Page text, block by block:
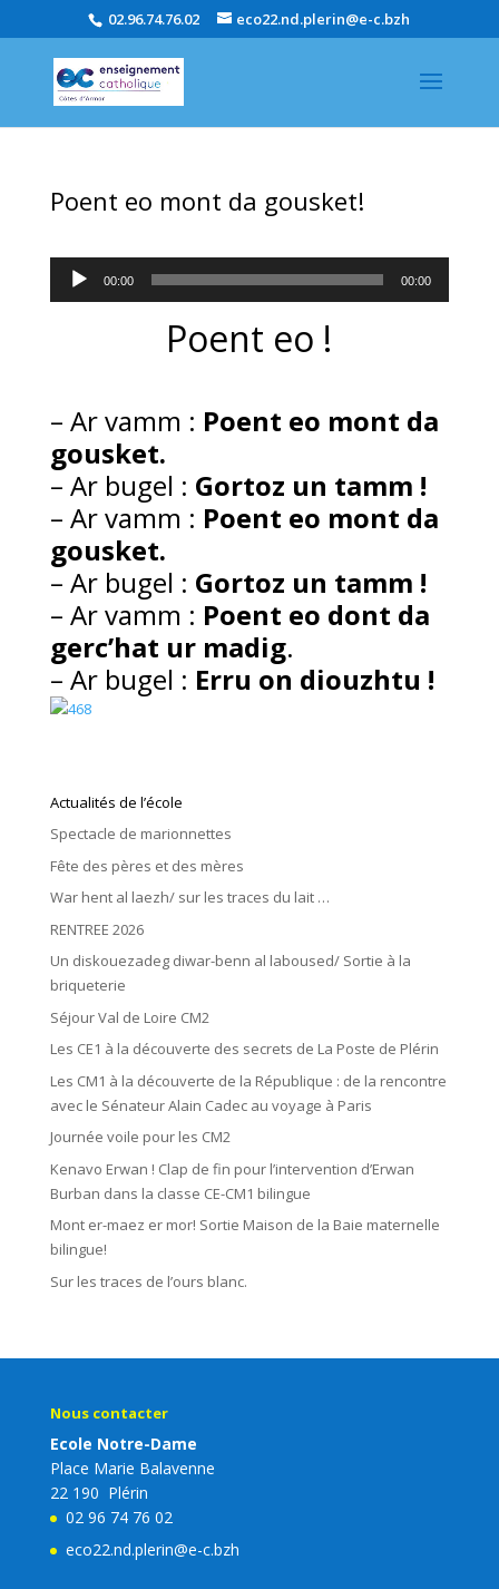
02.96.74.76.02 eco22.nd.plerin@e-c.bzh
Poent eo mont da gousket!
Lecteur
audio
00:00 00:00
Poent eo !
– Ar vamm : Poent eo mont da
gousket.
– Ar bugel : Gortoz un tamm !
– Ar vamm : Poent eo mont da
gousket.
– Ar bugel : Gortoz un tamm !
– Ar vamm : Poent eo dont da
gerc’hat ur madig.
– Ar bugel : Erru on diouzhtu !
Actualités de l’école
Spectacle de marionnettes
Fête des pères et des mères
War hent al laezh/ sur les traces du lait …
RENTREE 2026
Un diskouezadeg diwar-benn al laboused/ Sortie à la
briqueterie
Séjour Val de Loire CM2
Les CE1 à la découverte des secrets de La Poste de Plérin
Les CM1 à la découverte de la République : de la rencontre
avec le Sénateur Alain Cadec au voyage à Paris
Journée voile pour les CM2
Kenavo Erwan ! Clap de fin pour l’intervention d’Erwan
Burban dans la classe CE-CM1 bilingue
Mont er-maez er mor! Sortie Maison de la Baie maternelle
bilingue!
Sur les traces de l’ours blanc.
Nous contacter
Ecole Notre-Dame
Place Marie Balavenne
22 190 Plérin
02 96 74 76 02
eco22.nd.plerin@e-c.bzh